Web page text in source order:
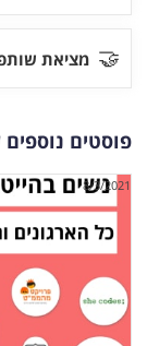
🤝 מציאת
פוסטים נוספים
8/3/2021